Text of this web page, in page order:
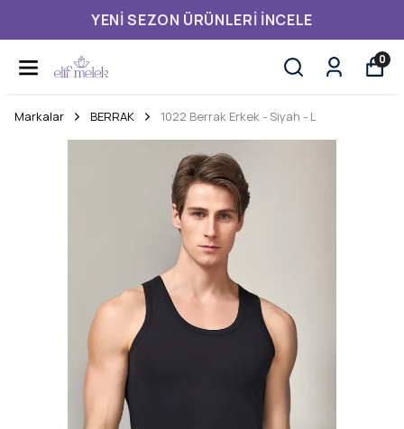
YENI SEZON ÜRÜNLERI İNCELE
0
Markalar BERRAK 1022 Berrak Erkek - Siyah - L